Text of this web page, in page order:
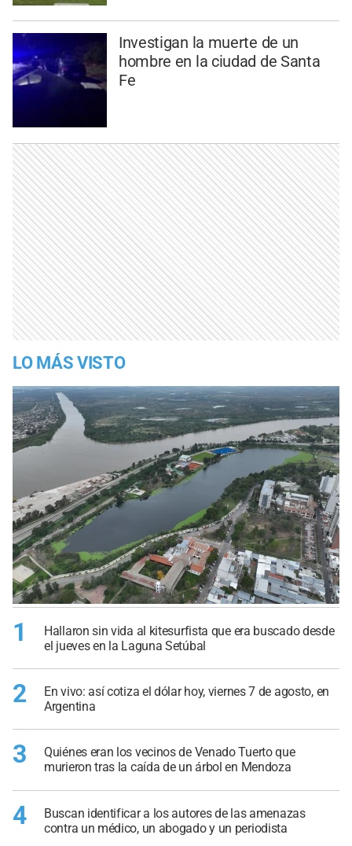
Investigan la muerte de un
hombre en la ciudad de Santa
Fe
LO MÁS VISTO
1
Hallaron sin vida al kitesurfista que era buscado desde
el jueves en la Laguna Setúbal
2
En vivo: así cotiza el dólar hoy, viernes 7 de agosto, en
Argentina
3
Quiénes eran los vecinos de Venado Tuerto que
murieron tras la caída de un árbol en Mendoza
4
Buscan identificar a los autores de las amenazas
contra un médico, un abogado y un periodista